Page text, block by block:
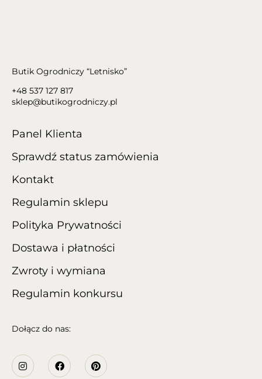
Butik Ogrodniczy “Letnisko”
+48 537 127 817
sklep@butikogrodniczy.pl
Panel Klienta
Sprawdź status zamówienia
Kontakt
Regulamin sklepu
Polityka Prywatności
Dostawa i płatności
Zwroty i wymiana
Regulamin konkursu
Dołącz do nas: